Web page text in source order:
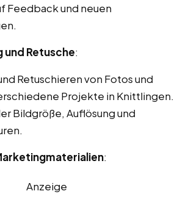
Feedback und neuen
Retusche:
Retuschieren von Fotos und
Projekte in Knittlingen.
Bildgröße, Auflösung und
:
Anzeige